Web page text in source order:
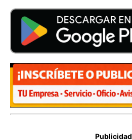
Publicidad